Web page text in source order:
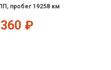
пробег 19258 км
₽